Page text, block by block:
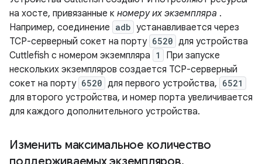
на хосте, привязанные к номеру их экземпляра .
Например, соединение adb устанавливается через
TCP-серверный сокет на порту 6520 для устройства
Cuttlefish с номером экземпляра 1
При запуске
нескольких экземпляров создается TCP-серверный
сокет на порту 6520 для первого устройства, 6521
для второго устройства, и номер порта увеличивается
для каждого дополнительного устройства.
Изменить максимальное количество